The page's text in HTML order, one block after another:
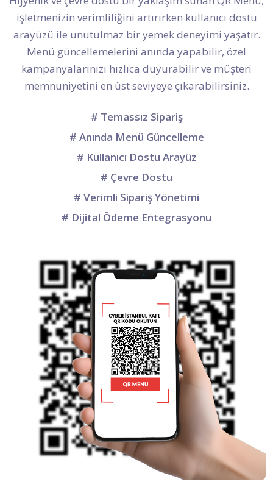
işletmenizin verimliliğini artırırken kullanıcı dostu
arayüzü ile unutulmaz bir yemek deneyimi yaşatır.
Menü güncellemelerini anında yapabilir, özel
kampanyalarınızı hızlıca duyurabilir ve müşteri
memnuniyetini en üst seviyeye çıkarabilirsiniz.
# Temassız Sipariş
# Anında Menü Güncelleme
# Kullanıcı Dostu Arayüz
# Çevre Dostu
# Verimli Sipariş Yönetimi
# Dijital Ödeme Entegrasyonu